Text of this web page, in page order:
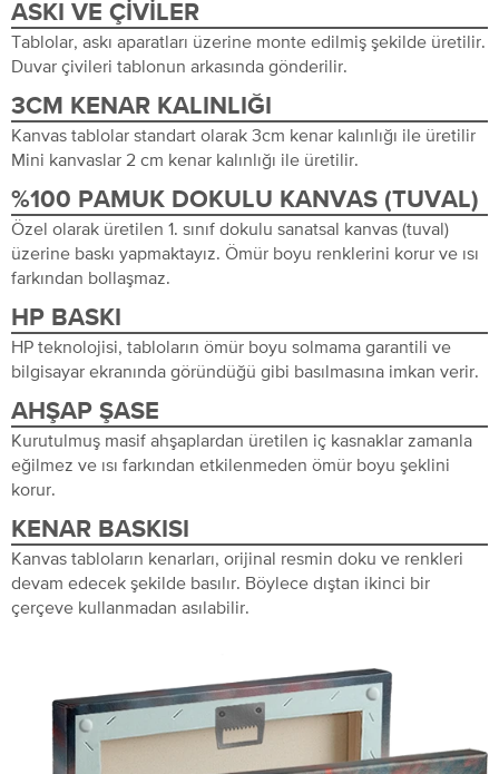
ASKI VE ÇIVILER
Tablolar, askı aparatları üzerine monte edilmiş şekilde üretilir.
Duvar çivileri tablonun arkasında gönderilir.
3CM KENAR KALINLIĞI
Kanvas tablolar standart olarak 3cm kenar kalınlığı ile üretilir
Mini kanvaslar 2 cm kenar kalınlığı ile üretilir.
%100 PAMUK DOKULU KANVAS (TUVAL)
Özel olarak üretilen 1. sınıf dokulu sanatsal kanvas (tuval)
üzerine baskı yapmaktayız. Ömür boyu renklerini korur ve ısı
farkından bollaşmaz.
HP BASKI
HP teknolojisi, tabloların ömür boyu solmama garantili ve
bilgisayar ekranında göründüğü gibi basılmasına imkan verir.
AHŞAP ŞASE
Kurutulmuş masif ahşaplardan üretilen iç kasnaklar zamanla
eğilmez ve ısı farkından etkilenmeden ömür boyu şeklini
korur.
KENAR BASKISI
Kanvas tabloların kenarları, orijinal resmin doku ve renkleri
devam edecek şekilde basılır. Böylece dıştan ikinci bir
çerçeve kullanmadan asılabilir.